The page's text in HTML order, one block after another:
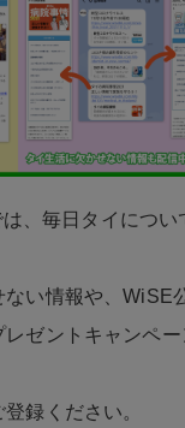
、毎日タイについ
ない情報や、WiSE
レゼントキャンペ
録ください。